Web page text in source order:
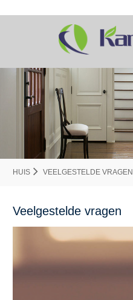
HUIS VEELGESTELDE VRAGEN
Veelgestelde vragen